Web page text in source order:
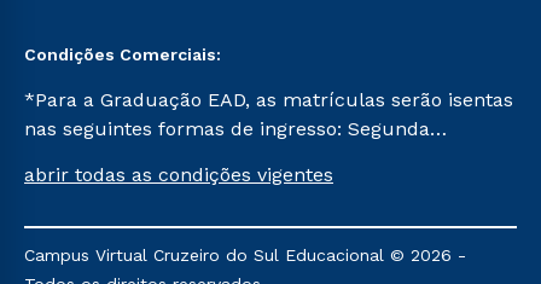
Condições Comerciais:
*Para a Graduação EAD, as matrículas serão isentas
nas seguintes formas de ingresso: Segunda
Já para as demais, a taxa de matrícula será de R$
mencionadas são referentes aos cursos: Ensino
Religioso, Geografia para a Docência e Metodologia
abrir todas as condições vigentes
Campus Virtual Cruzeiro do Sul Educacional © 2026 -